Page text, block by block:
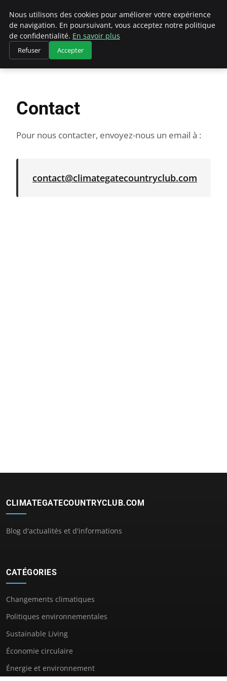
Climategatecountryclub.com
Accueil Contact
Contact
Pour nous contacter, envoyez-nous un email à :
contact@climategatecountryclub.com
CLIMATEGATECOUNTRYCLUB.COM
Blog d'actualités et d'informations
CATÉGORIES
Changements climatiques
Politiques environnementales
Sustainable Living
Économie circulaire
Énergie et environnement
Nous utilisons des cookies pour améliorer votre expérience
de navigation. En poursuivant, vous acceptez notre politique
de confidentialité. En savoir plus
Refuser Accepter